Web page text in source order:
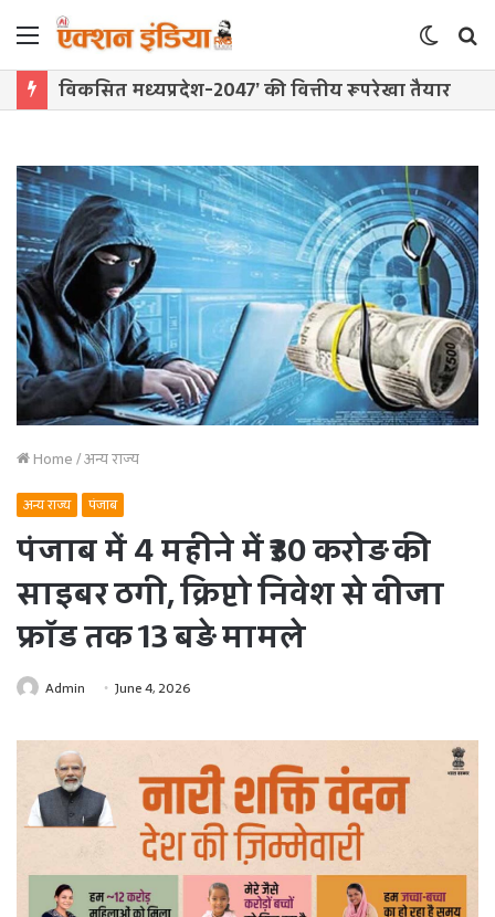
Menu
Switch
skin
विकसित मध्यप्रदेश-2047’ की वित्तीय रूपरेखा तैयार
Home/अन्य राज्य
अन्य राज्य पंजाब
पंजाब में 4 महीने में ₹30 करोड़ की
साइबर ठगी, क्रिप्टो निवेश से वीजा
फ्रॉड तक 13 बड़े मामले
Admin June 4, 2026